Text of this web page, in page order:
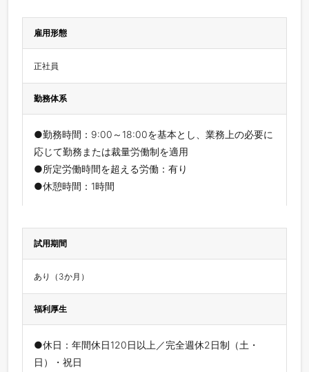
雇用形態
正社員
勤務体系
●勤務時間：9:00～18:00を基本とし、業務上の必要に
応じて勤務または裁量労働制を適用
●所定労働時間を超える労働：有り
●休憩時間：1時間
試用期間
あり（3か月）
福利厚生
●休日：年間休日120日以上／完全週休2日制（土・
日）・祝日